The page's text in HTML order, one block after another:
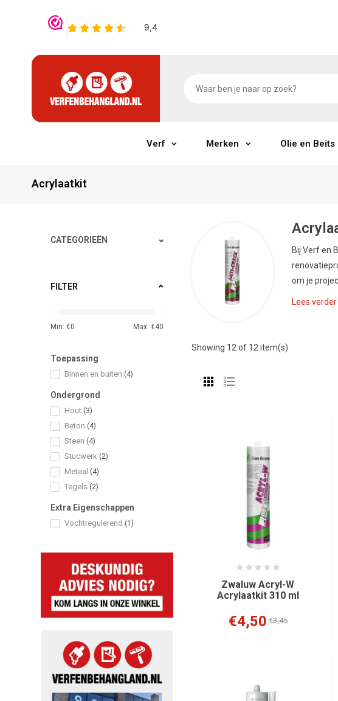
Verf Merken Olie en Beits
Acrylaatkit
CATEGORIEËN
FILTER
Min: €0 Max: €40
Toepassing
Binnen en buiten (4)
Ondergrond
Hout (3)
Beton (4)
Steen (4)
Stucwerk (2)
Metaal (4)
Tegels (2)
Extra Eigenschappen
Vochtregulerend (1)
Bij Verf en
om je
Lees verder
Showing 12of 12 item(s)
Zwaluw Acryl-W
Acrylaatkit 310 ml
€4,50 €3,45